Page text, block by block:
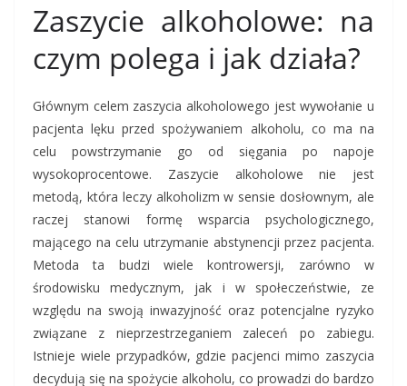
Zaszycie alkoholowe: na
czym polega i jak działa?
Głównym celem zaszycia alkoholowego jest wywołanie u
pacjenta lęku przed spożywaniem alkoholu, co ma na
celu powstrzymanie go od sięgania po napoje
wysokoprocentowe. Zaszycie alkoholowe nie jest
metodą, która leczy alkoholizm w sensie dosłownym, ale
raczej stanowi formę wsparcia psychologicznego,
mającego na celu utrzymanie abstynencji przez pacjenta.
Metoda ta budzi wiele kontrowersji, zarówno w
środowisku medycznym, jak i w społeczeństwie, ze
względu na swoją inwazyjność oraz potencjalne ryzyko
związane z nieprzestrzeganiem zaleceń po zabiegu.
Istnieje wiele przypadków, gdzie pacjenci mimo zaszycia
decydują się na spożycie alkoholu, co prowadzi do bardzo